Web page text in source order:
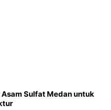
Sulfat Medan untuk